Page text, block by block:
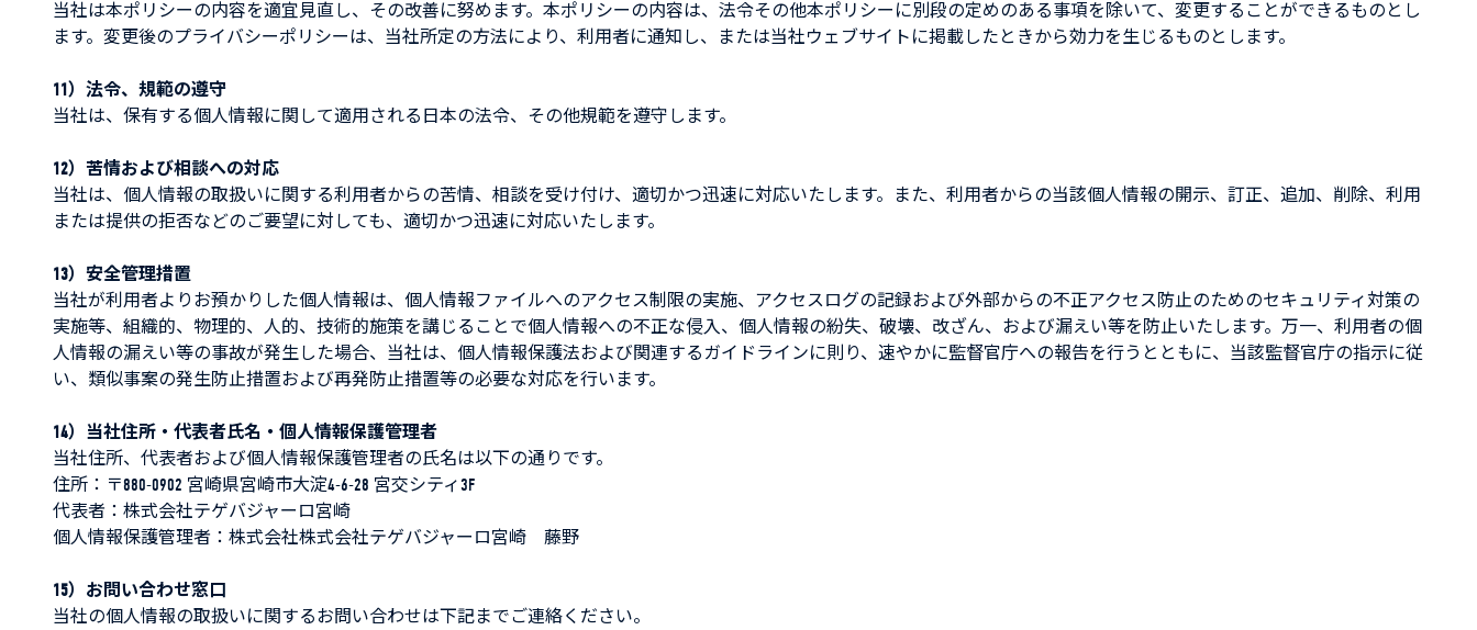
当社は本ポリシーの内容を適宜見直し、その改善に努めます。本ポリシーの内容は、法令その他本ポリシーに別段の定めのある事項を除いて、変更することができるものとし
ます。変更後のプライバシーポリシーは、当社所定の方法により、利用者に通知し、または当社ウェブサイトに掲載したときから効力を生じるものとします。
11）法令、規範の遵守
当社は、保有する個人情報に関して適用される日本の法令、その他規範を遵守します。
12）苦情および相談への対応
当社は、個人情報の取扱いに関する利用者からの苦情、相談を受け付け、適切かつ迅速に対応いたします。また、利用者からの当該個人情報の開示、訂正、追加、削除、利用
または提供の拒否などのご要望に対しても、適切かつ迅速に対応いたします。
13）安全管理措置
当社が利用者よりお預かりした個人情報は、個人情報ファイルへのアクセス制限の実施、アクセスログの記録および外部からの不正アクセス防止のためのセキュリティ対策の
実施等、組織的、物理的、人的、技術的施策を講じることで個人情報への不正な侵入、個人情報の紛失、破壊、改ざん、および漏えい等を防止いたします。万一、利用者の個
人情報の漏えい等の事故が発生した場合、当社は、個人情報保護法および関連するガイドラインに則り、速やかに監督官庁への報告を行うとともに、当該監督官庁の指示に従
い、類似事案の発生防止措置および再発防止措置等の必要な対応を行います。
14）当社住所・代表者氏名・個人情報保護管理者
当社住所、代表者および個人情報保護管理者の氏名は以下の通りです。
住所：〒880-0902 宮崎県宮崎市大淀4-6-28 宮交シティ3F
代表者：株式会社テゲバジャーロ宮崎
個人情報保護管理者：株式会社株式会社テゲバジャーロ宮崎 藤野
15）お問い合わせ窓口
当社の個人情報の取扱いに関するお問い合わせは下記までご連絡ください。